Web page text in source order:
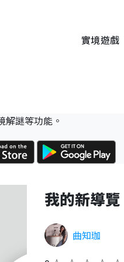
實境遊戲
解謎等功能。
我的新導覽
曲知珈